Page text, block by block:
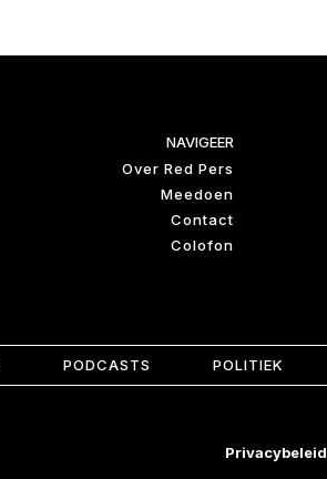
NAVIGEER
Over Red Pers
Meedoen
Contact
Colofon
PODCASTS POLITIEK
Privacybeleid